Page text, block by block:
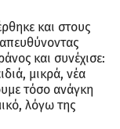
και στους
και συνέχισε:
μικρά, νέα
τόσο ανάγκη
λόγω της